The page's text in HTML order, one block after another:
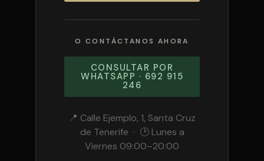
O CONTÁCTANOS AHORA
CONSULTAR POR
WHATSAPP · 692 915
246
📍 Calle Ejemplo, 1, Santa Cruz
de Tenerife · 🕑 Lunes a
Viernes 09:00–20:00